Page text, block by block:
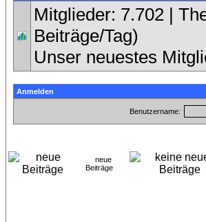
Mitglieder: 7.702 |
Beiträge/Tag)
Unser neuestes
Anmelden
Benutzername:
neue
Beiträge